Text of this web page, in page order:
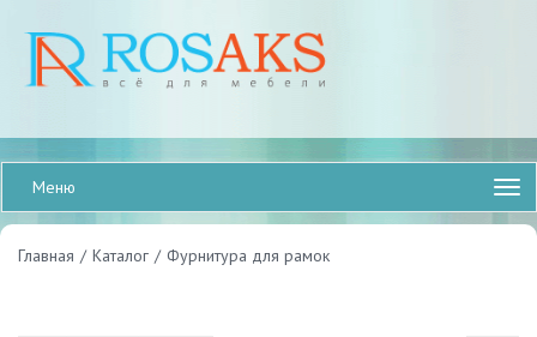
Меню
Главная / Каталог / Фурнитура для рамок